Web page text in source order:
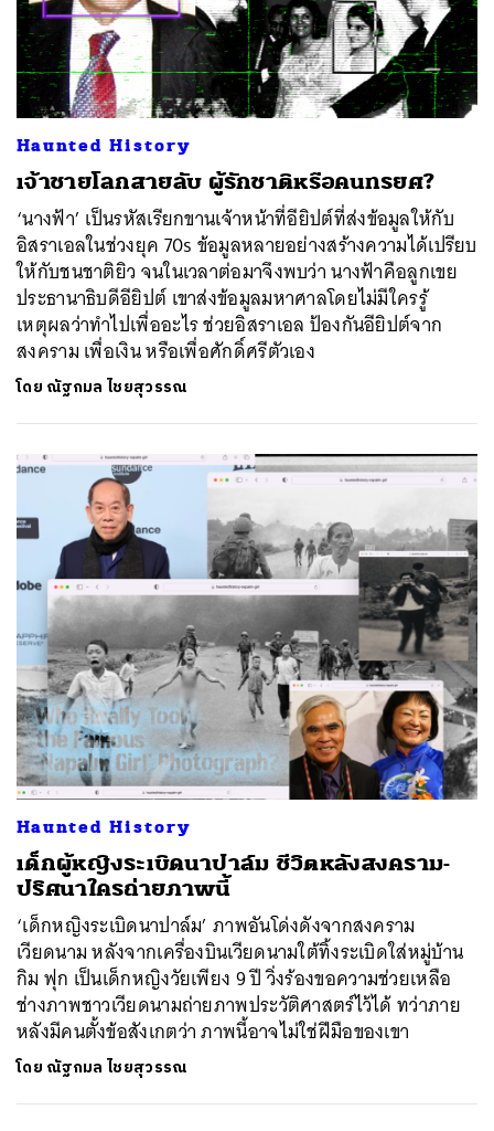
Haunted History
เจ้าชายโลกสายลับ ผู้รักชาติหรือคนทรยศ?
‘นางฟ้า’ เป็นรหัสเรียกขานเจ้าหน้าที่อียิปต์ที่ส่งข้อมูลให้กับ
อิสราเอลในช่วงยุค 70s ข้อมูลหลายอย่างสร้างความได้เปรียบ
ให้กับชนชาติยิว จนในเวลาต่อมาจึงพบว่า นางฟ้าคือลูกเขย
ประธานาธิบดีอียิปต์ เขาส่งข้อมูลมหาศาลโดยไม่มีใครรู้
เหตุผลว่าทำไปเพื่ออะไร ช่วยอิสราเอล ป้องกันอียิปต์จาก
สงคราม เพื่อเงิน หรือเพื่อศักดิ์ศรีตัวเอง
โดย ณัฐกมล ไชยสุวรรณ
Haunted History
เด็กผู้หญิงระเบิดนาปาล์ม ชีวิตหลังสงคราม-
ปริศนาใครถ่ายภาพนี้
‘เด็กหญิงระเบิดนาปาล์ม’ ภาพอันโด่งดังจากสงคราม
เวียดนาม หลังจากเครื่องบินเวียดนามใต้ทิ้งระเบิดใส่หมู่บ้าน
กิม ฟุก เป็นเด็กหญิงวัยเพียง 9 ปี วิ่งร้องขอความช่วยเหลือ
ช่างภาพชาวเวียดนามถ่ายภาพประวัติศาสตร์ไว้ได้ ทว่าภาย
หลังมีคนตั้งข้อสังเกตว่า ภาพนี้อาจไม่ใช่ฝีมือของเขา
โดย ณัฐกมล ไชยสุวรรณ